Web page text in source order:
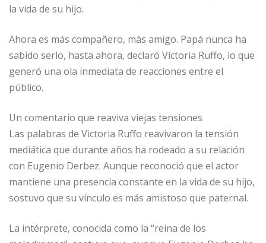
la vida de su hijo.
Ahora es más compañero, más amigo. Papá nunca ha
sabido serlo, hasta ahora, declaró Victoria Ruffo, lo que
generó una ola inmediata de reacciones entre el
público.
Un comentario que reaviva viejas tensiones
Las palabras de Victoria Ruffo reavivaron la tensión
mediática que durante años ha rodeado a su relación
con Eugenio Derbez. Aunque reconoció que el actor
mantiene una presencia constante en la vida de su hijo,
sostuvo que su vínculo es más amistoso que paternal.
La intérprete, conocida como la “reina de los